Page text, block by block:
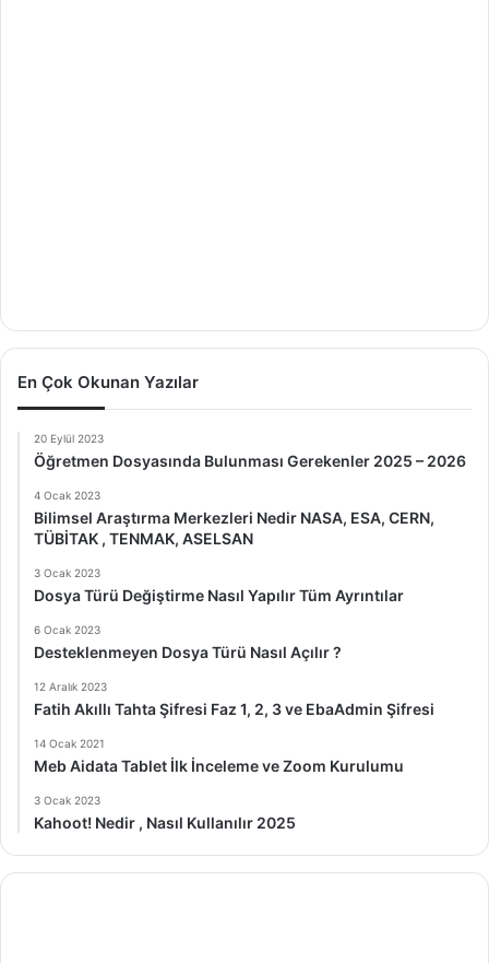
En Çok Okunan Yazılar
20 Eylül 2023
Öğretmen Dosyasında Bulunması Gerekenler 2025 – 2026
4 Ocak 2023
Bilimsel Araştırma Merkezleri Nedir NASA, ESA, CERN,
TÜBİTAK , TENMAK, ASELSAN
3 Ocak 2023
Dosya Türü Değiştirme Nasıl Yapılır Tüm Ayrıntılar
6 Ocak 2023
Desteklenmeyen Dosya Türü Nasıl Açılır ?
12 Aralık 2023
Fatih Akıllı Tahta Şifresi Faz 1, 2, 3 ve EbaAdmin Şifresi
14 Ocak 2021
Meb Aidata Tablet İlk İnceleme ve Zoom Kurulumu
3 Ocak 2023
Kahoot! Nedir , Nasıl Kullanılır 2025